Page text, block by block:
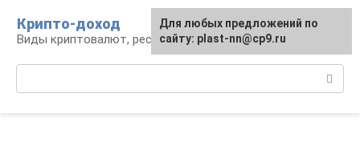
контенту
Крипто-доход
Виды криптовалют, ресурсы и сервисы
Для любых предложений по
сайту: plast-nn@cp9.ru